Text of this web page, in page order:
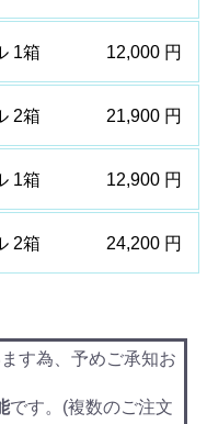
1箱 12,000 円
2箱 21,900 円
1箱 12,900 円
2箱 24,200 円
す為、予めご承知お
です。(複数のご注文